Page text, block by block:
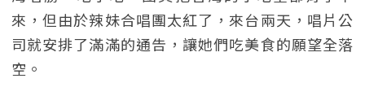
來，但由於辣妹合唱團太紅了，來台兩天，唱片公
司就安排了滿滿的通告，讓她們吃美食的願望全落
空。